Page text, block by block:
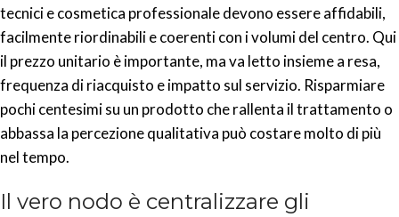
tecnici e cosmetica professionale devono essere affidabili,
facilmente riordinabili e coerenti con i volumi del centro. Qui
il prezzo unitario è importante, ma va letto insieme a resa,
frequenza di riacquisto e impatto sul servizio. Risparmiare
pochi centesimi su un prodotto che rallenta il trattamento o
abbassa la percezione qualitativa può costare molto di più
nel tempo.
Il vero nodo è centralizzare gli